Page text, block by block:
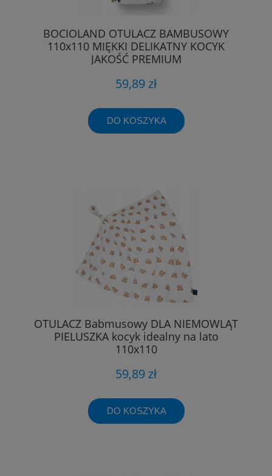
BOCIOLAND OTULACZ BAMBUSOWY
110x110 MIĘKKI DELIKATNY KOCYK
JAKOŚĆ PREMIUM
59,89 zł
DO KOSZYKA
OTULACZ Babmusowy DLA NIEMOWLĄT
PIELUSZKA kocyk idealny na lato
110x110
59,89 zł
DO KOSZYKA